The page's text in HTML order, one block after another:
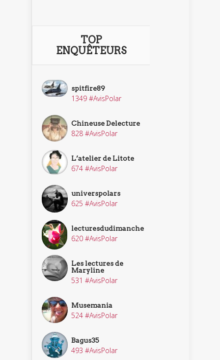
TOP
ENQUÊTEURS
spitfire89
1349 #AvisPolar
Chineuse Delecture
828 #AvisPolar
L’atelier de Litote
674 #AvisPolar
universpolars
625 #AvisPolar
lecturesdudimanche
620 #AvisPolar
Les lectures de
Maryline
531 #AvisPolar
Musemania
524 #AvisPolar
Bagus35
493 #AvisPolar